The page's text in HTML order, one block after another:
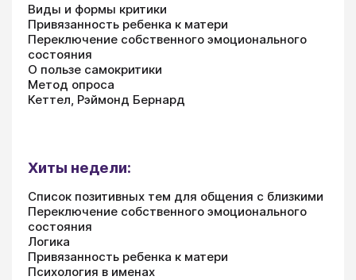
Виды и формы критики
Привязанность ребенка к матери
Переключение собственного эмоционального
состояния
О пользе самокритики
Метод опроса
Кеттел, Рэймонд Бернард
Хиты недели:
Список позитивных тем для общения с близкими
Переключение собственного эмоционального
состояния
Логика
Привязанность ребенка к матери
Психология в именах